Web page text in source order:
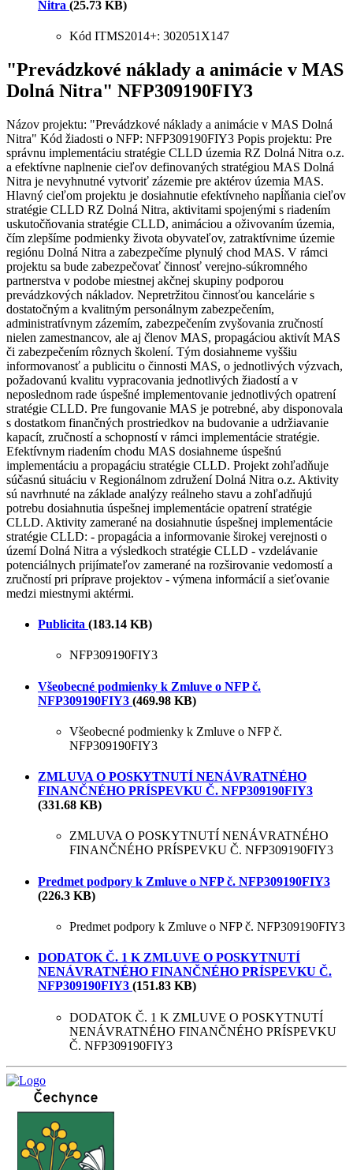
Nitra (25.73 KB)
Kód ITMS2014+: 302051X147
"Prevádzkové náklady a animácie v MAS
Dolná Nitra" NFP309190FIY3
Názov projektu: "Prevádzkové náklady a animácie v MAS Dolná
Nitra" Kód žiadosti o NFP: NFP309190FIY3 Popis projektu: Pre
správnu implementáciu stratégie CLLD územia RZ Dolná Nitra o.z.
a efektívne naplnenie cieľov definovaných stratégiou MAS Dolná
Nitra je nevyhnutné vytvoriť zázemie pre aktérov územia MAS.
Hlavný cieľom projektu je dosiahnutie efektívneho napĺňania cieľov
stratégie CLLD RZ Dolná Nitra, aktivitami spojenými s riadením
uskutočňovania stratégie CLLD, animáciou a oživovaním územia,
čím zlepšíme podmienky života obyvateľov, zatraktívnime územie
regiónu Dolná Nitra a zabezpečíme plynulý chod MAS. V rámci
projektu sa bude zabezpečovať činnosť verejno-súkromného
partnerstva v podobe miestnej akčnej skupiny podporou
prevádzkových nákladov. Nepretržitou činnosťou kancelárie s
dostatočným a kvalitným personálnym zabezpečením,
administratívnym zázemím, zabezpečením zvyšovania zručností
nielen zamestnancov, ale aj členov MAS, propagáciou aktivít MAS
či zabezpečením rôznych školení. Tým dosiahneme vyššiu
informovanosť a publicitu o činnosti MAS, o jednotlivých výzvach,
požadovanú kvalitu vypracovania jednotlivých žiadostí a v
neposlednom rade úspešné implementovanie jednotlivých opatrení
stratégie CLLD. Pre fungovanie MAS je potrebné, aby disponovala
s dostatkom finančných prostriedkov na budovanie a udržiavanie
kapacít, zručností a schopností v rámci implementácie stratégie.
Efektívnym riadením chodu MAS dosiahneme úspešnú
implementáciu a propagáciu stratégie CLLD. Projekt zohľadňuje
súčasnú situáciu v Regionálnom združení Dolná Nitra o.z. Aktivity
sú navrhnuté na základe analýzy reálneho stavu a zohľadňujú
potrebu dosiahnutia úspešnej implementácie opatrení stratégie
CLLD. Aktivity zamerané na dosiahnutie úspešnej implementácie
stratégie CLLD: - propagácia a informovanie širokej verejnosti o
území Dolná Nitra a výsledkoch stratégie CLLD - vzdelávanie
potenciálnych prijímateľov zamerané na rozširovanie vedomostí a
zručností pri príprave projektov - výmena informácií a sieťovanie
medzi miestnymi aktérmi.
Publicita (183.14 KB)
NFP309190FIY3
Všeobecné podmienky k Zmluve o NFP č.
NFP309190FIY3 (469.98 KB)
Všeobecné podmienky k Zmluve o NFP č.
NFP309190FIY3
ZMLUVA O POSKYTNUTÍ NENÁVRATNÉHO
FINANČNÉHO PRÍSPEVKU Č. NFP309190FIY3
(331.68 KB)
ZMLUVA O POSKYTNUTÍ NENÁVRATNÉHO
FINANČNÉHO PRÍSPEVKU Č. NFP309190FIY3
Predmet podpory k Zmluve o NFP č. NFP309190FIY3
(226.3 KB)
Predmet podpory k Zmluve o NFP č. NFP309190FIY3
DODATOK Č. 1 K ZMLUVE O POSKYTNUTÍ
NENÁVRATNÉHO FINANČNÉHO PRÍSPEVKU Č.
NFP309190FIY3 (151.83 KB)
DODATOK Č. 1 K ZMLUVE O POSKYTNUTÍ
NENÁVRATNÉHO FINANČNÉHO PRÍSPEVKU
Č. NFP309190FIY3